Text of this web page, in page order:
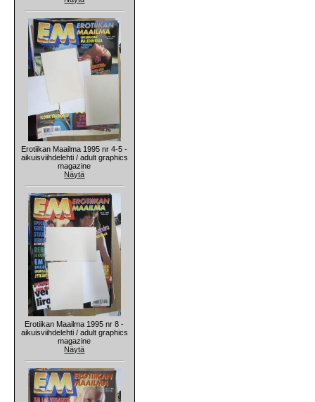
Erotiikan Maailma 1995 nr 4-5 -
aikuisviihdelehti / adult graphics
magazine
Näytä
Erotiikan Maailma 1995 nr 8 -
aikuisviihdelehti / adult graphics
magazine
Näytä